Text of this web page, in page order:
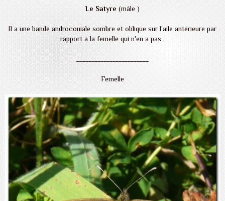
Le Satyre(mâle )
Il a une bande androconiale sombre et oblique sur l'aile antérieure par
rapport à la femelle qui n'en a pas .
________________________
Femelle